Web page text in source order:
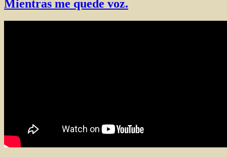
quede
Mientras me quede voz.